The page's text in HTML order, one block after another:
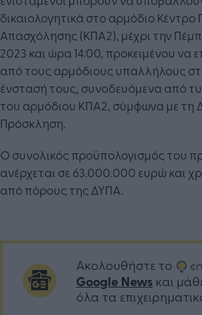
δικαιολογητικά στο αρμόδιο
Απασχόλησης (ΚΠΑ2), μέχρι την
2023 και ώρα 14:00, προκειμένου να
από τους αρμόδιους υπαλλήλους
ένστασή τους, συνοδευόμενα από
του αρμόδιου ΚΠΑ2, σύμφωνα με τη
Πρόσκληση.
Ο συνολικός προϋπολογισμός του
ανέρχεται σε 63.000.000 ευρώ και
από πόρους της ΔΥΠΑ.
Ακολουθήστε το
Google News και
όλα τα